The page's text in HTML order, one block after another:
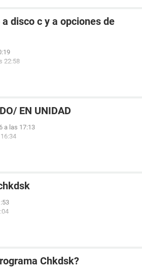
disco c y a opciones de
22:58
EN UNIDAD
a las 17:13
Chkdsk?